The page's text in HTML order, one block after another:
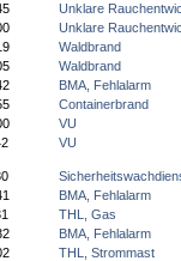
Unklare
Unklare
Waldbrand
Waldbrand
BMA, Fehlalarm
Containerbrand
VU
VU
BMA, Fehlalarm
THL, Gas
BMA, Fehlalarm
THL, Strommast